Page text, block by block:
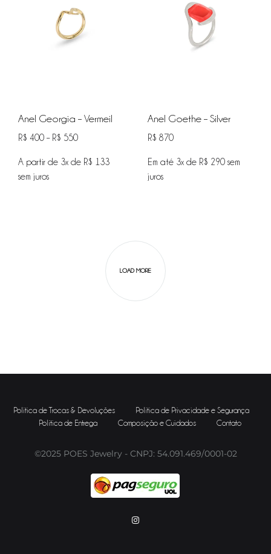
Anel Georgia – Vermeil
R$ 400 – R$ 550
A partir de 3x de R$ 133
sem juros
NA
Anel Goethe – Silver
R$ 870
Em até 3x de R$ 290 sem
juros
LOAD MORE
Instagram
Política de Trocas & Devoluções
Política de Privacidade e Segurança
Política de Entrega
Composição e Cuidados Contato
©2025 POES Jewelry - CNPJ: 54.091.469/0001-02